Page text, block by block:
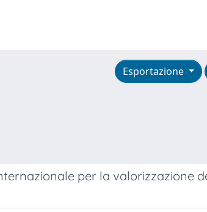
Esportazione
per la valorizzazione